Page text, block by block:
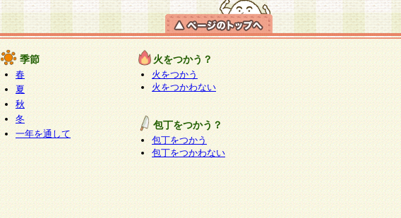
季節
春
夏
秋
冬
一年を通して
火をつかう？
火をつかう
火をつかわない
包丁をつかう？
包丁をつかう
包丁をつかわない